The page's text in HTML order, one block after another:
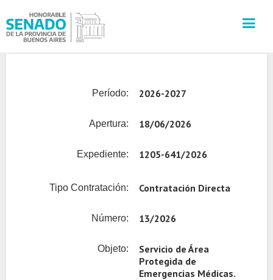
Período: 2026-2027
Apertura: 18/06/2026
Expediente: 1205-641/2026
Tipo Contratación: Contratación Directa
Número: 13/2026
Objeto:
Servicio de Área
Protegida de
Emergencias Médicas.